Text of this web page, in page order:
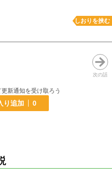
しおりを挟む
次の話
新通知を受け取ろう
り追加 0